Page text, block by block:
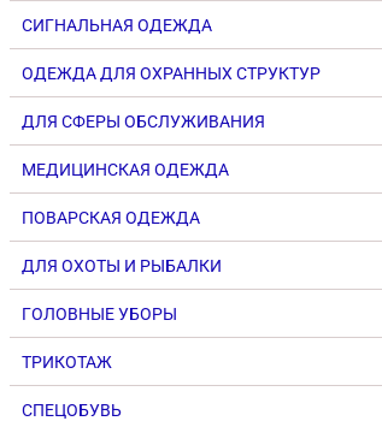
СИГНАЛЬНАЯ ОДЕЖДА
ОДЕЖДА ДЛЯ ОХРАННЫХ СТРУКТУР
ДЛЯ СФЕРЫ ОБСЛУЖИВАНИЯ
МЕДИЦИНСКАЯ ОДЕЖДА
ПОВАРСКАЯ ОДЕЖДА
ДЛЯ ОХОТЫ И РЫБАЛКИ
ГОЛОВНЫЕ УБОРЫ
ТРИКОТАЖ
СПЕЦОБУВЬ